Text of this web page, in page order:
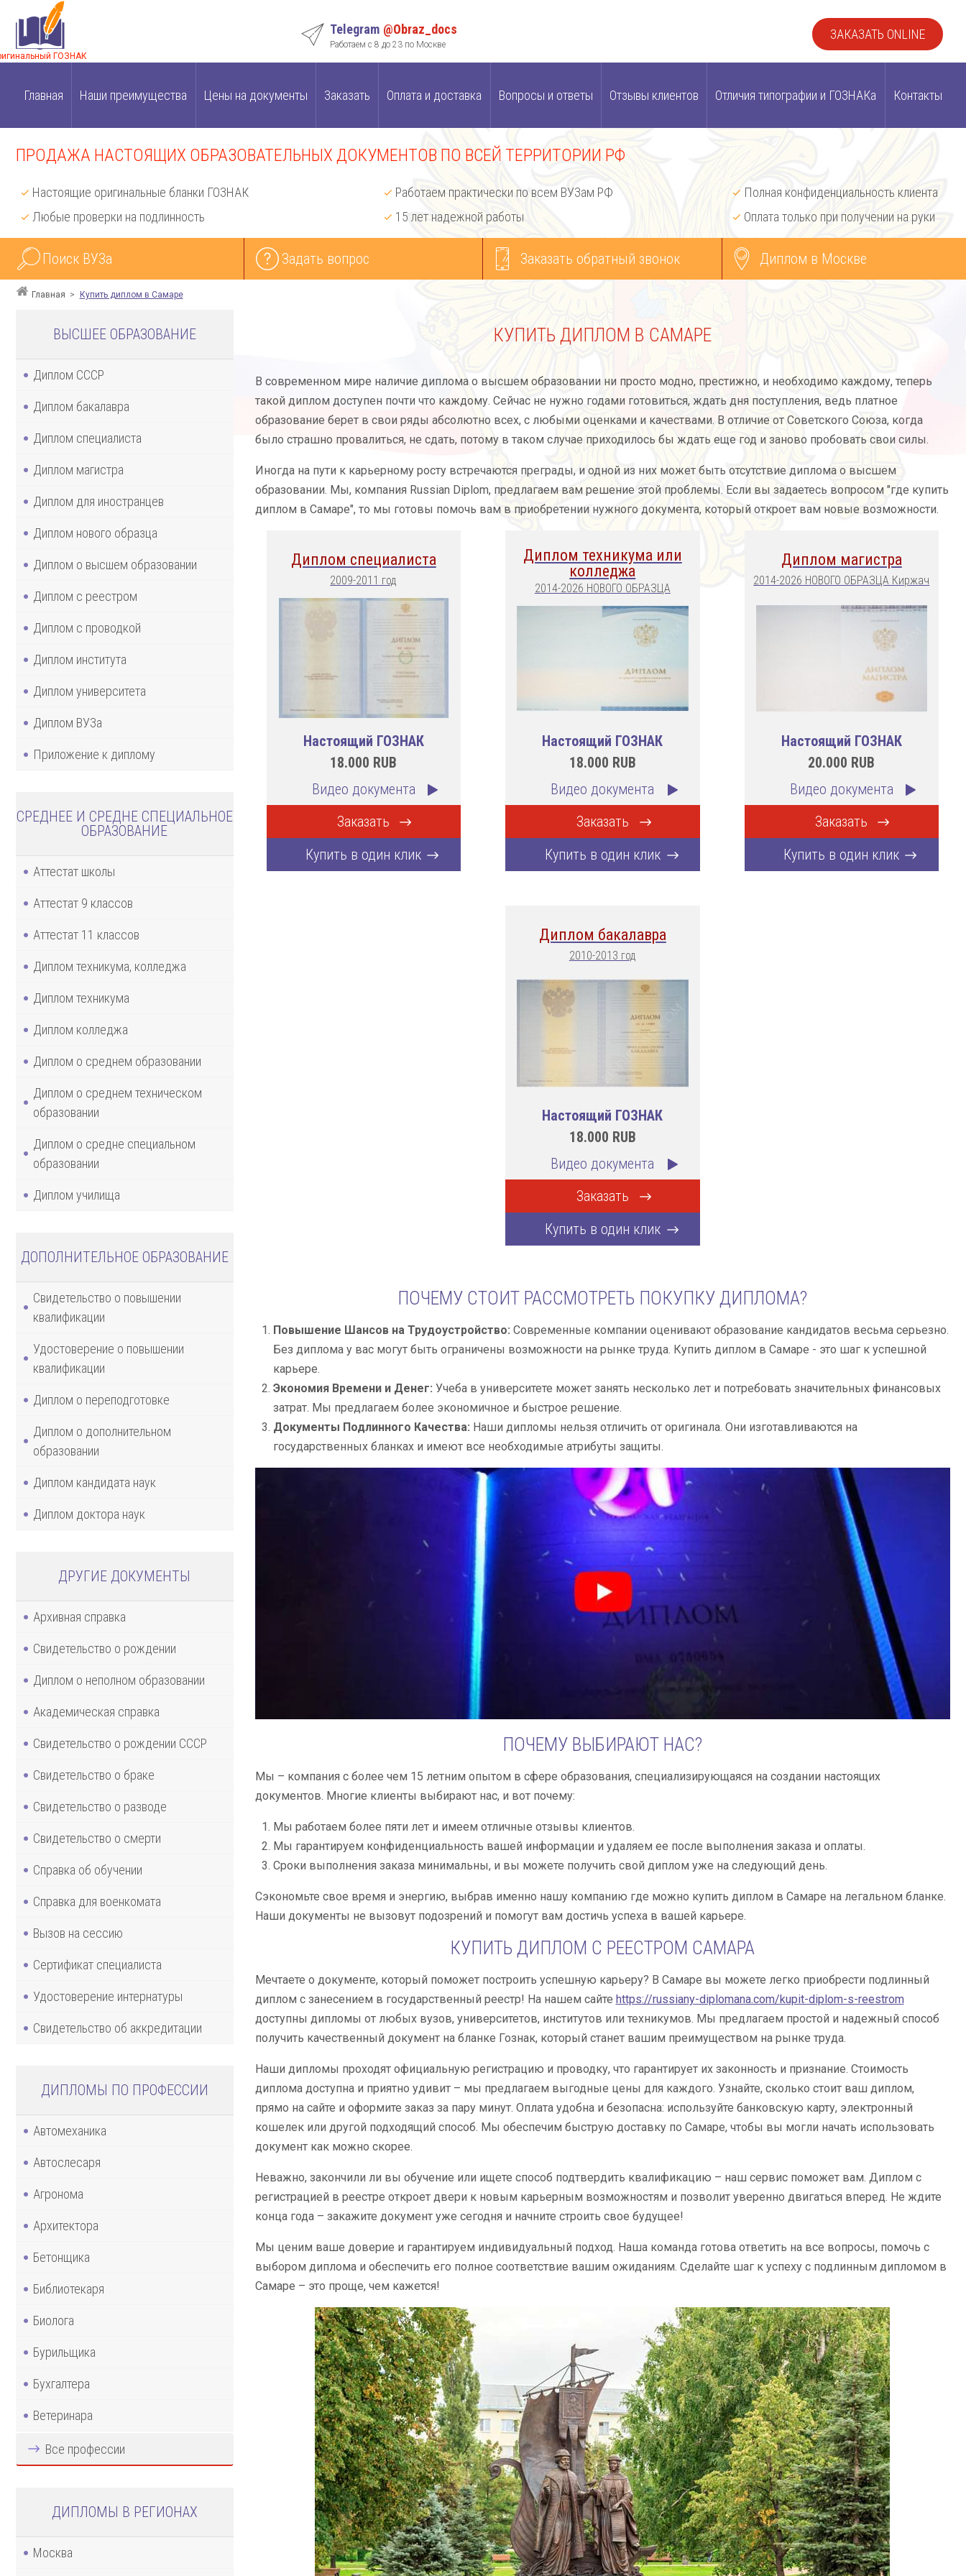
ГОЗНАК
Telegram @Obraz_docs
Работаем с 8 до 23 по Москве
ЗАКАЗАТЬ ONLINE
Главная Наши преимущества Цены на документы Заказать Оплата и доставка Вопросы и ответы Отзывы клиентов Отличия типографии и ГОЗНАКа Контакты
ПРОДАЖА НАСТОЯЩИХ ОБРАЗОВАТЕЛЬНЫХ ДОКУМЕНТОВ ПО ВСЕЙ ТЕРРИТОРИИ РФ
Настоящие оригинальные бланки ГОЗНАК
Любые проверки на подлинность
Работаем практически по всем ВУЗам РФ
15 лет надежной работы
Полная конфиденциальность клиента
Оплата только при получении на руки
Поиск ВУЗа Задать вопрос Заказать обратный звонок Диплом в Москве
Главная Купить диплом в Самаре
ВЫСШЕЕ ОБРАЗОВАНИЕ
Диплом СССР
Диплом бакалавра
Диплом специалиста
Диплом магистра
Диплом для иностранцев
Диплом нового образца
Диплом о высшем образовании
Диплом с реестром
Диплом с проводкой
Диплом института
Диплом университета
Диплом ВУЗа
Приложение к диплому
СРЕДНЕЕ И СРЕДНЕ СПЕЦИАЛЬНОЕ
ОБРАЗОВАНИЕ
Аттестат школы
Аттестат 9 классов
Аттестат 11 классов
Диплом техникума, колледжа
Диплом техникума
Диплом колледжа
Диплом о среднем образовании
Диплом о среднем техническом
образовании
Диплом о средне специальном
образовании
Диплом училища
ДОПОЛНИТЕЛЬНОЕ ОБРАЗОВАНИЕ
Свидетельство о повышении
квалификации
Удостоверение о повышении
квалификации
Диплом о переподготовке
Диплом о дополнительном
образовании
Диплом кандидата наук
Диплом доктора наук
ДРУГИЕ ДОКУМЕНТЫ
Архивная справка
Свидетельство о рождении
Диплом о неполном образовании
Академическая справка
Свидетельство о рождении СССР
Свидетельство о браке
Свидетельство о разводе
Свидетельство о смерти
Справка об обучении
Справка для военкомата
Вызов на сессию
Сертификат специалиста
Удостоверение интернатуры
Свидетельство об аккредитации
ДИПЛОМЫ ПО ПРОФЕССИИ
Автомеханика
Автослесаря
Агронома
Архитектора
Бетонщика
Библиотекаря
Биолога
Бурильщика
Бухгалтера
Ветеринара
Все профессии
ДИПЛОМЫ В РЕГИОНАХ
Москва
КУПИТЬ ДИПЛОМ В САМАРЕ
В современном мире наличие диплома о высшем образовании ни просто модно, престижно, и необходимо каждому, теперь
такой диплом доступен почти что каждому. Сейчас не нужно годами готовиться, ждать дня поступления, ведь платное
образование берет в свои ряды абсолютно всех, с любыми оценками и качествами. В отличие от Советского Союза, когда
было страшно провалиться, не сдать, потому в таком случае приходилось бы ждать еще год и заново пробовать свои силы.
Иногда на пути к карьерному росту встречаются преграды, и одной из них может быть отсутствие диплома о высшем
образовании. Мы, компания Russian Diplom, предлагаем вам решение этой проблемы. Если вы задаетесь вопросом "где купить
диплом в Самаре", то мы готовы помочь вам в приобретении нужного документа, который откроет вам новые возможности.
Диплом специалиста
2009-2011 год
Настоящий ГОЗНАК
18.000 RUB
Видео документа
Заказать
Купить в один клик
Диплом техникума или
колледжа
2014-2026 НОВОГО ОБРАЗЦА
Настоящий ГОЗНАК
18.000 RUB
Видео документа
Заказать
Купить в один клик
Диплом магистра
2014-2026 НОВОГО ОБРАЗЦА Киржач
Настоящий ГОЗНАК
20.000 RUB
Видео документа
Заказать
Купить в один клик
Диплом бакалавра
2010-2013 год
Настоящий ГОЗНАК
18.000 RUB
Видео документа
Заказать
Купить в один клик
ПОЧЕМУ СТОИТ РАССМОТРЕТЬ ПОКУПКУ ДИПЛОМА?
Повышение Шансов на Трудоустройство: Современные компании оценивают образование кандидатов весьма серьезно.
Без диплома у вас могут быть ограничены возможности на рынке труда. Купить диплом в Самаре - это шаг к успешной
карьере.
Экономия Времени и Денег: Учеба в университете может занять несколько лет и потребовать значительных финансовых
затрат. Мы предлагаем более экономичное и быстрое решение.
Документы Подлинного Качества: Наши дипломы нельзя отличить от оригинала. Они изготавливаются на
государственных бланках и имеют все необходимые атрибуты защиты.
ПОЧЕМУ ВЫБИРАЮТ НАС?
Мы – компания с более чем 15 летним опытом в сфере образования, специализирующаяся на создании настоящих
документов. Многие клиенты выбирают нас, и вот почему:
Мы работаем более пяти лет и имеем отличные отзывы клиентов.
Мы гарантируем конфиденциальность вашей информации и удаляем ее после выполнения заказа и оплаты.
Сроки выполнения заказа минимальны, и вы можете получить свой диплом уже на следующий день.
Сэкономьте свое время и энергию, выбрав именно нашу компанию где можно купить диплом в Самаре на легальном бланке.
Наши документы не вызовут подозрений и помогут вам достичь успеха в вашей карьере.
КУПИТЬ ДИПЛОМ С РЕЕСТРОМ САМАРА
Мечтаете о документе, который поможет построить успешную карьеру? В Самаре вы можете легко приобрести подлинный
диплом с занесением в государственный реестр! На нашем сайте https://russiany-diplomana.com/kupit-diplom-s-reestrom
доступны дипломы от любых вузов, университетов, институтов или техникумов. Мы предлагаем простой и надежный способ
получить качественный документ на бланке Гознак, который станет вашим преимуществом на рынке труда.
Наши дипломы проходят официальную регистрацию и проводку, что гарантирует их законность и признание. Стоимость
диплома доступна и приятно удивит – мы предлагаем выгодные цены для каждого. Узнайте, сколько стоит ваш диплом,
прямо на сайте и оформите заказ за пару минут. Оплата удобна и безопасна: используйте банковскую карту, электронный
кошелек или другой подходящий способ. Мы обеспечим быструю доставку по Самаре, чтобы вы могли начать использовать
документ как можно скорее.
Неважно, закончили ли вы обучение или ищете способ подтвердить квалификацию – наш сервис поможет вам. Диплом с
регистрацией в реестре откроет двери к новым карьерным возможностям и позволит уверенно двигаться вперед. Не ждите
конца года – закажите документ уже сегодня и начните строить свое будущее!
Мы ценим ваше доверие и гарантируем индивидуальный подход. Наша команда готова ответить на все вопросы, помочь с
выбором диплома и обеспечить его полное соответствие вашим ожиданиям. Сделайте шаг к успеху с подлинным дипломом в
Самаре – это проще, чем кажется!